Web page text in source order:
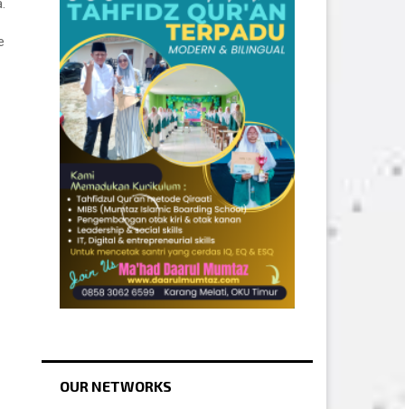
OUR NETWORKS